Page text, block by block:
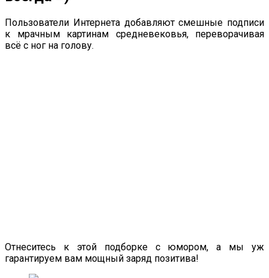
Пользователи Интернета добавляют смешные подписи
к мрачным картинам средневековья, переворачивая
всё с ног на голову.
Отнеситесь к этой подборке с юмором, а мы уж
гарантируем вам мощный заряд позитива!